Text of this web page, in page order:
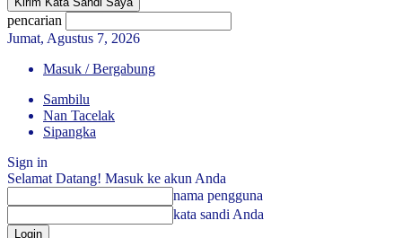
pencarian
Jumat, Agustus 7, 2026
Masuk / Bergabung
Sambilu
Nan Tacelak
Sipangka
Sign in
Selamat Datang! Masuk ke akun Anda
nama pengguna
kata sandi Anda